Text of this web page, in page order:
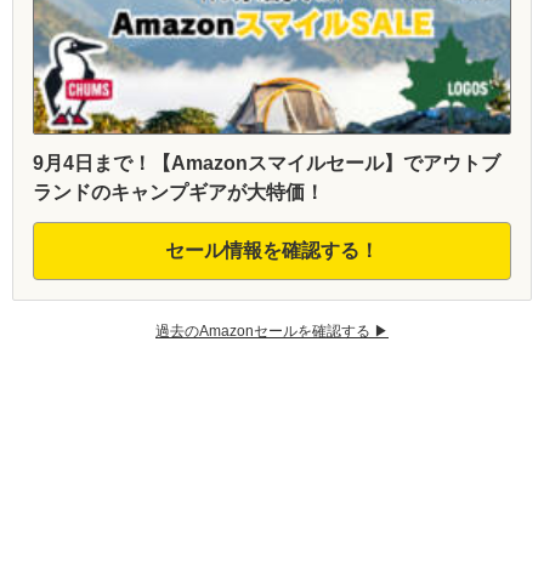
9月4日まで！【Amazonスマイルセール】でアウトブ
ランドのキャンプギアが大特価！
セール情報を確認する！
過去のAmazonセールを確認する ▶︎